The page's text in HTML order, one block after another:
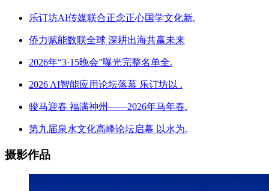
乐订坊AI传媒联合正念正心国学文化新.
侨力赋能数联全球 深耕出海共赢未来
2026年“3·15晚会”曝光完整名单全.
2026 AI智能应用论坛落幕 乐订坊以 .
骏马迎春 福满神州——2026年马年春.
第九届泉水文化高峰论坛启幕 以水为.
摄影作品